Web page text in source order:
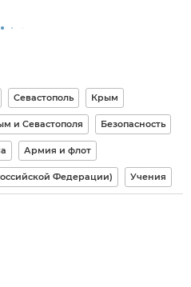
Севастополь Крым
и Севастополя Безопасность
Армия и флот
Федерации) Учения